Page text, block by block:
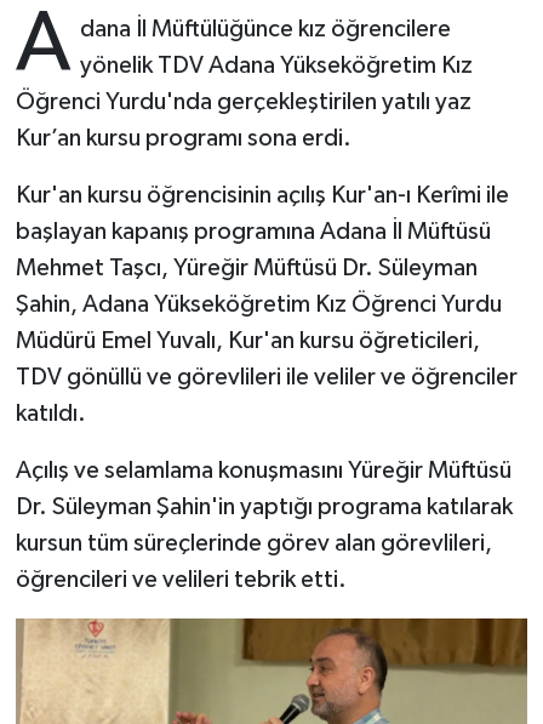
A dana İl Müftülüğünce kız öğrencilere
yönelik TDV Adana Yükseköğretim Kız
Öğrenci Yurdu'nda gerçekleştirilen yatılı yaz
Kur’an kursu programı sona erdi.
Kur'an kursu öğrencisinin açılış Kur'an-ı Kerîmi ile
başlayan kapanış programına Adana İl Müftüsü
Mehmet Taşcı, Yüreğir Müftüsü Dr. Süleyman
Şahin, Adana Yükseköğretim Kız Öğrenci Yurdu
Müdürü Emel Yuvalı, Kur'an kursu öğreticileri,
TDV gönüllü ve görevlileri ile veliler ve öğrenciler
katıldı.
Açılış ve selamlama konuşmasını Yüreğir Müftüsü
Dr. Süleyman Şahin'in yaptığı programa katılarak
kursun tüm süreçlerinde görev alan görevlileri,
öğrencileri ve velileri tebrik etti.
Bayburt Müftülüğü
Bilecik Müftülüğü
Bitlis Müftülüğü
Bolu Müftülüğü
Bursa Müftülüğü
Çanakkale Müftülüğü
Çankırı Müftülüğü
Denizli Müftülüğü
Zekat
Eğitim
Kültür-Sanat
Sağlık
Makaleler
Duyurular
Podcast
Bilim, Teknoloji
Diyanet TV